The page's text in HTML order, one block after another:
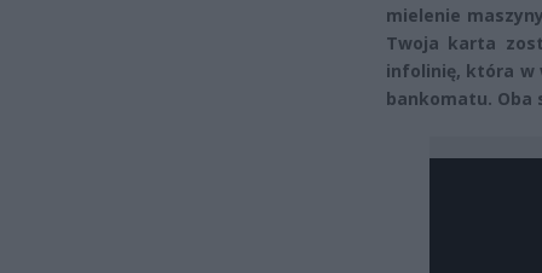
mielenie
Twoja karta
infolinię, która w
bankomatu. Oba